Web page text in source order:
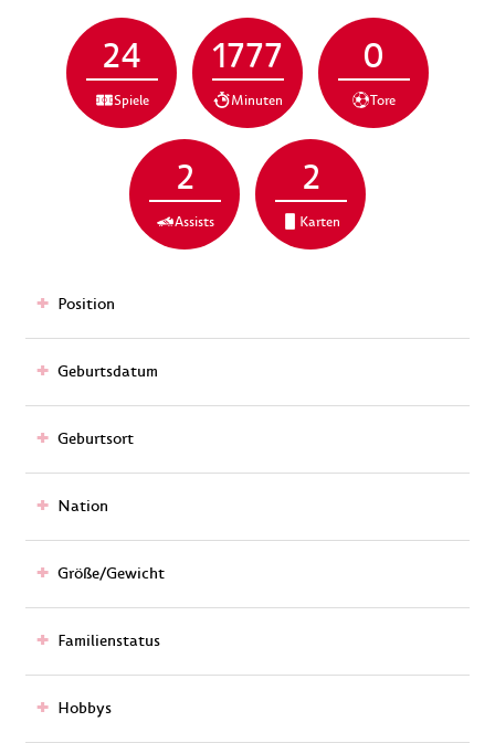
24
Spiele
1777
Minuten
0
Tore
2
Assists
2
Karten
Position
Geburtsdatum
Geburtsort
Nation
Größe/Gewicht
Familienstatus
Hobbys